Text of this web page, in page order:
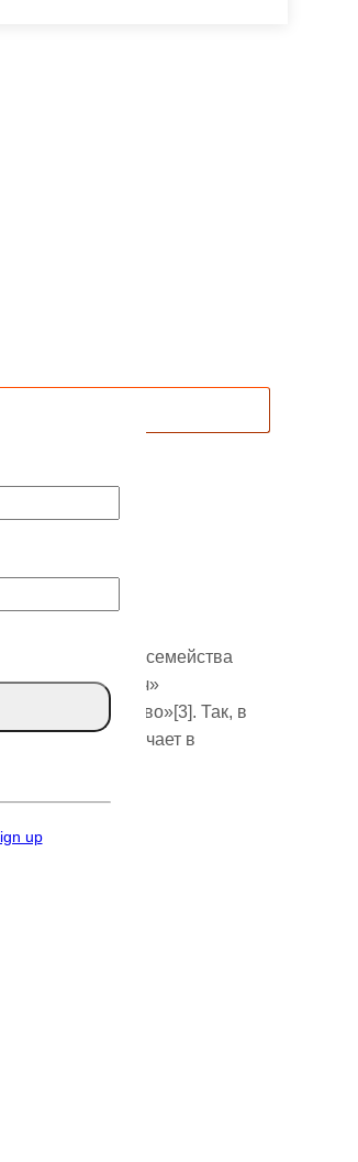
Вяз (Ulmus) семейства
«карагач»
«агач» — «дерево»[3]. Так, в
что и означает в
up